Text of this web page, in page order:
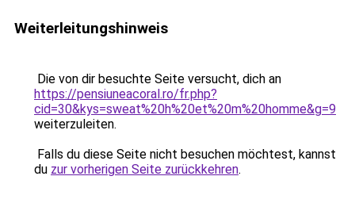
Weiterleitungshinweis
Die von dir besuchte Seite versucht, dich an
https://pensiuneacoral.ro/fr.php?
cid=30&kys=sweat%20h%20et%20m%20homme&g=9
weiterzuleiten.
Falls du diese Seite nicht besuchen möchtest, kannst
du zur vorherigen Seite zurückkehren.